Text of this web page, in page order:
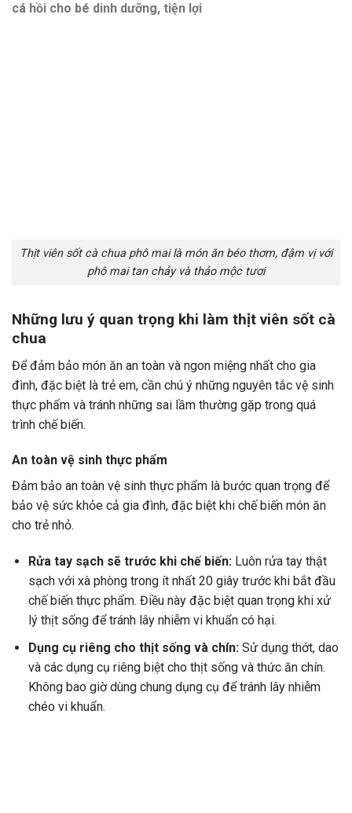
cá hồi cho bé dinh dưỡng, tiện lợi
Thịt viên sốt cà chua phô mai là món ăn béo thơm, đậm vị với
phô mai tan chảy và thảo mộc tươi
Những lưu ý quan trọng khi làm thịt viên sốt cà
chua
Để đảm bảo món ăn an toàn và ngon miệng nhất cho gia
đình, đặc biệt là trẻ em, cần chú ý những nguyên tắc vệ sinh
thực phẩm và tránh những sai lầm thường gặp trong quá
trình chế biến.
An toàn vệ sinh thực phẩm
Đảm bảo an toàn vệ sinh thực phẩm là bước quan trọng để
bảo vệ sức khỏe cả gia đình, đặc biệt khi chế biến món ăn
cho trẻ nhỏ.
Rửa tay sạch sẽ trước khi chế biến: Luôn rửa tay thật
sạch với xà phòng trong ít nhất 20 giây trước khi bắt đầu
chế biến thực phẩm. Điều này đặc biệt quan trọng khi xử
lý thịt sống để tránh lây nhiễm vi khuẩn có hại.
Dụng cụ riêng cho thịt sống và chín: Sử dụng thớt, dao
và các dụng cụ riêng biệt cho thịt sống và thức ăn chín.
Không bao giờ dùng chung dụng cụ để tránh lây nhiễm
chéo vi khuẩn.